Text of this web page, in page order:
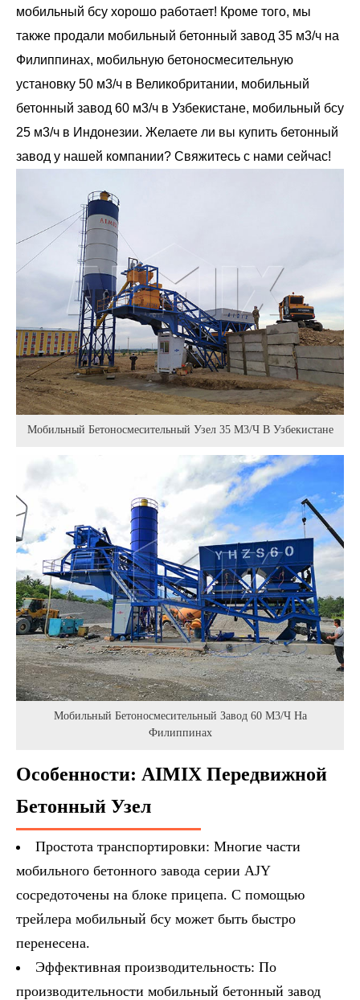
мобильный бсу хорошо работает! Кроме того, мы
также продали мобильный бетонный завод 35 м3/ч на
Филиппинах, мобильную бетоносмесительную
установку 50 м3/ч в Великобритании, мобильный
бетонный завод 60 м3/ч в Узбекистане, мобильный бсу
25 м3/ч в Индонезии. Желаете ли вы купить бетонный
завод у нашей компании? Свяжитесь с нами сейчас!
Мобильный Бетоносмесительный Узел 35 М3/ч В Узбекистане
Мобильный Бетоносмесительный Завод 60 М3/ч На
Филиппинах
Особенности: AIMIX Передвижной
Бетонный Узел
Простота транспортировки: Многие части
мобильного бетонного завода серии AJY
сосредоточены на блоке прицепа. С помощью
трейлера мобильный бсу может быть быстро
перенесена.
Эффективная производительность: По
производительности мобильный бетонный завод